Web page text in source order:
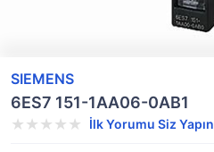
SIEMENS
6ES7 151-1AA06-0AB1
İlk Yorumu Siz Yapın